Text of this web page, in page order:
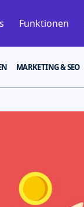
Funktionen
MARKETING & SEO